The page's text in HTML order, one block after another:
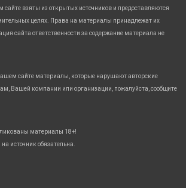
сайте взяты из открытых источников и предоставляются
целях. Права на материалы принадлежат их
сайта ответственности за содержание материала не
сайте материалы, которые нарушают авторские
Вашей компании или организации, пожалуйста, сообщите
материалы 18+!
источник обязательна.